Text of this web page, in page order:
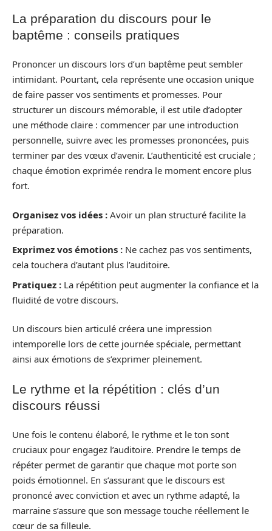
La préparation du discours pour le
baptême : conseils pratiques
Prononcer un discours lors d’un baptême peut sembler
intimidant. Pourtant, cela représente une occasion unique
de faire passer vos sentiments et promesses. Pour
structurer un discours mémorable, il est utile d’adopter
une méthode claire : commencer par une introduction
personnelle, suivre avec les promesses prononcées, puis
terminer par des vœux d’avenir. L’authenticité est cruciale ;
chaque émotion exprimée rendra le moment encore plus
fort.
Organisez vos idées : Avoir un plan structuré facilite la
préparation.
Exprimez vos émotions : Ne cachez pas vos sentiments,
cela touchera d’autant plus l’auditoire.
Pratiquez : La répétition peut augmenter la confiance et la
fluidité de votre discours.
Un discours bien articulé créera une impression
intemporelle lors de cette journée spéciale, permettant
ainsi aux émotions de s’exprimer pleinement.
Le rythme et la répétition : clés d’un
discours réussi
Une fois le contenu élaboré, le rythme et le ton sont
cruciaux pour engagez l’auditoire. Prendre le temps de
répéter permet de garantir que chaque mot porte son
poids émotionnel. En s’assurant que le discours est
prononcé avec conviction et avec un rythme adapté, la
marraine s’assure que son message touche réellement le
cœur de sa filleule.